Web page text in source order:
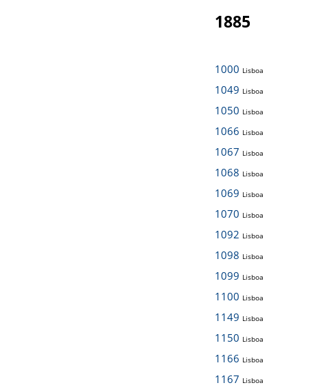
1885
1000 Lisboa
1049 Lisboa
1050 Lisboa
1066 Lisboa
1067 Lisboa
1068 Lisboa
1069 Lisboa
1070 Lisboa
1092 Lisboa
1098 Lisboa
1099 Lisboa
1100 Lisboa
1149 Lisboa
1150 Lisboa
1166 Lisboa
1167 Lisboa